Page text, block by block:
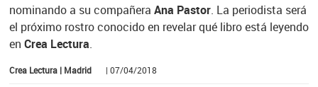
nominando a su compañera Ana Pastor. La periodista será
el próximo rostro conocido en revelar qué libro está leyendo
en Crea Lectura.
Crea Lectura | Madrid | 07/04/2018